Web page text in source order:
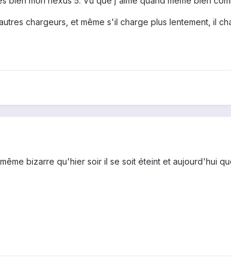
chargeurs, et même s'il charge plus lentement, il
bizarre qu'hier soir il se soit éteint et aujourd'hui